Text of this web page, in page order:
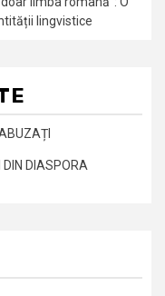
lingvistice
DIN DIASPORA